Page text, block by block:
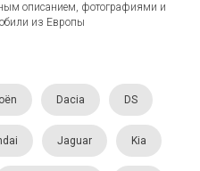
описанием, фотографиями и
из Европы
Dacia DS
Jaguar Kia